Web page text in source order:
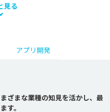
見る
アプリ開発
ざまな業種の知見を活かし、最
す。